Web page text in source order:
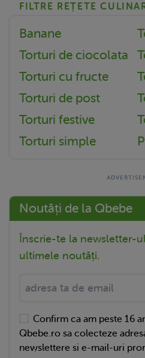
FILTRE REȚETE
Banane
Torturi de ciocolata
Torturi cu fructe
Torturi de post
Torturi festive
Torturi simple
Noutăți de la Qbebe
Înscrie-te la newsletter-
ultimele noutăți.
Confirm ca am peste 16
Qbebe.ro sa colecteze
newslettere si e-mail-uri